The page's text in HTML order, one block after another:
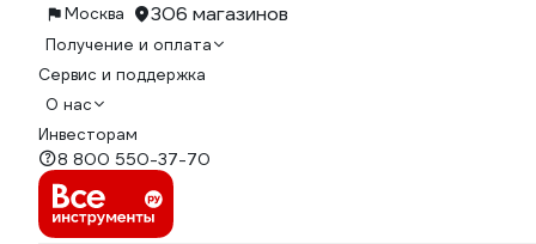
Москва 306 магазинов
Получение и оплата
Сервис и поддержка
О нас
Инвесторам
8 800 550-37-70